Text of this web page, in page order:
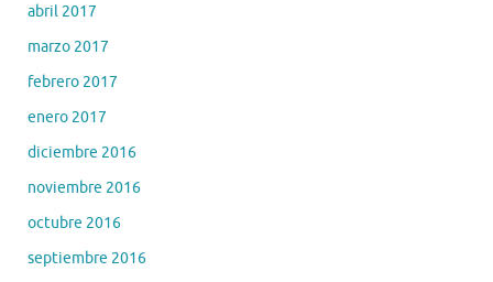
abril 2017
marzo 2017
febrero 2017
enero 2017
diciembre 2016
noviembre 2016
octubre 2016
septiembre 2016